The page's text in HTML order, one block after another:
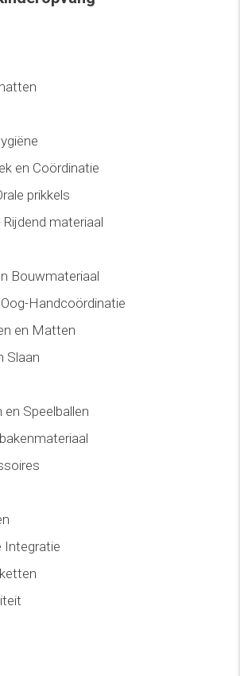
en Coördinatie
prikkels
materiaal
Bouwmateriaal
Handcoördinatie
en Matten
Slaan
en Speelballen
Integratie